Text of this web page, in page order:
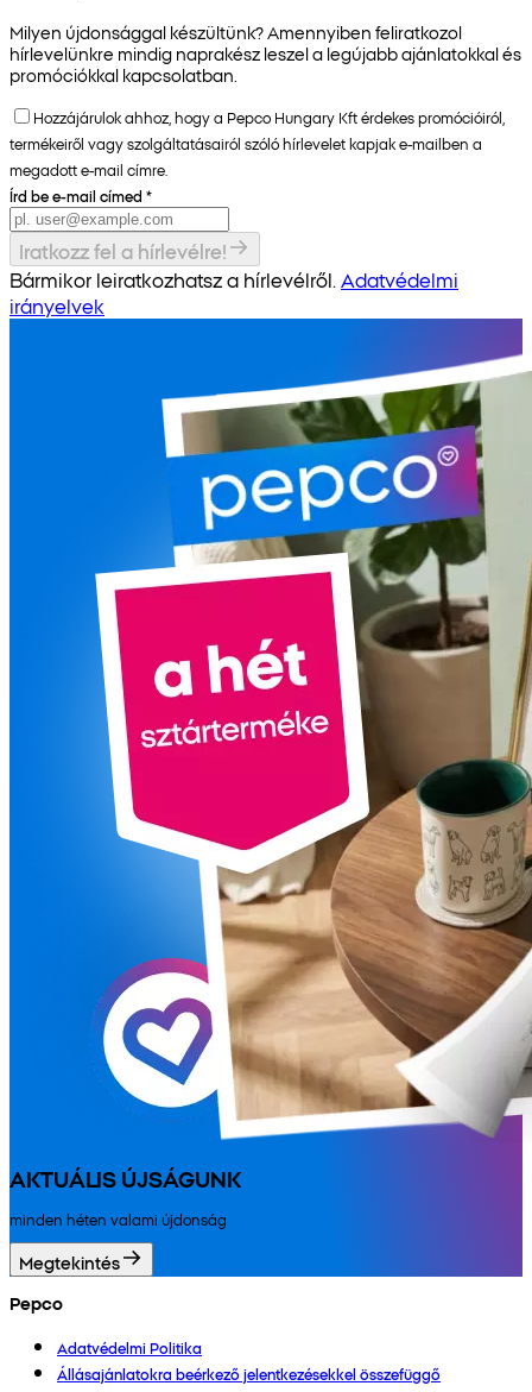
Milyen újdonsággal készültünk? Amennyiben feliratkozol
hírlevelünkre mindig naprakész leszel a legújabb ajánlatokkal és
promóciókkal kapcsolatban.
Hozzájárulok ahhoz, hogy a Pepco Hungary Kft érdekes promócióiról,
termékeiről vagy szolgáltatásairól szóló hírlevelet kapjak e-mailben a
megadott e-mail címre.
Írd be e-mail címed *
Iratkozz fel a hírlevélre!
Bármikor leiratkozhatsz a hírlevélről. Adatvédelmi
irányelvek
AKTUÁLIS ÚJSÁGUNK
minden héten valami újdonság
Megtekintés
Pepco
Adatvédelmi Politika
Állásajánlatokra beérkező jelentkezésekkel összefüggő